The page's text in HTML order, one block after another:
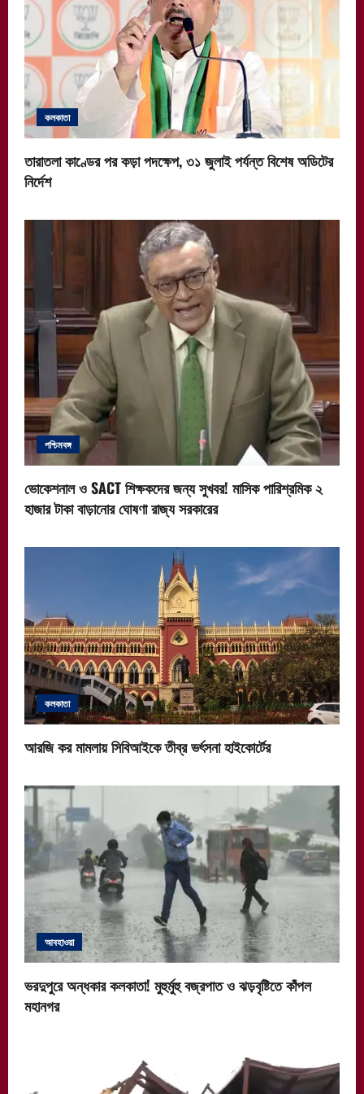
কলকাতা
তারাতলা কাণ্ডের পর কড়া পদক্ষেপ, ৩১ জুলাই পর্যন্ত বিশেষ অডিটের
নির্দেশ
পশ্চিমবঙ্গ
ভোকেশনাল ও SACT শিক্ষকদের জন্য সুখবর! মাসিক পারিশ্রমিক ২
হাজার টাকা বাড়ানোর ঘোষণা রাজ্য সরকারের
কলকাতা
আরজি কর মামলায় সিবিআইকে তীব্র ভর্ৎসনা হাইকোর্টের
আবহাওয়া
ভরদুপুরে অন্ধকার কলকাতা! মুহুর্মুহু বজ্রপাত ও ঝড়বৃষ্টিতে কাঁপল
মহানগর